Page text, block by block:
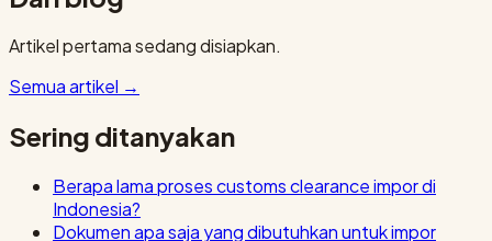
Artikel pertama sedang disiapkan.
Semua artikel →
Sering ditanyakan
Berapa lama proses customs clearance impor di
Indonesia?
Dokumen apa saja yang dibutuhkan untuk impor